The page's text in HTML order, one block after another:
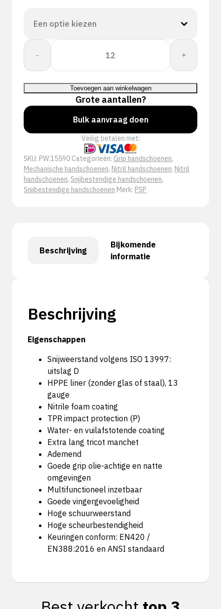
-
PSP
590
Cut
Protect
Cut
D
Cut
Werkhandschoen
aantal
+
Toevoegen aan winkelwagen
Grote aantallen?
Bulk aanvraag doen
Veilig betalen met:
SKU: PW.15590 Categorieën: Grip handschoenen,
Mechanische handschoenen, Nitril handschoenen, Nitril
handschoenen, Snijbestendige handschoenen,
Snijbestendige handschoenen Merk: PSP
Beschrijving
Bijkomende
informatie
Beschrijving
Eigenschappen
Snijweerstand volgens ISO 13997:
uitslag D
HPPE liner (zonder glas of staal), 13
gauge
Nitrile foam coating
TPR impact protection (P)
Water- en vuilafstotende coating
Extra lang tricot manchet
Ademend
Goede grip olie-achtige en natte
omgevingen
Multifunctioneel inzetbaar
Goede vingergevoeligheid
Hoge schuurweerstand
Hoge scheurbestendigheid
Keuringen conform: EN420 /
EN388:2016 en ANSI standaard